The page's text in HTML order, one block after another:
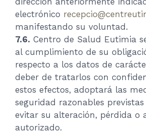
electrónico
manifestando su voluntad.
7.6. Centro de Salud Eutimia
al cumplimiento de su
respecto a los datos de
deber de tratarlos con
estos efectos, adoptará las
seguridad razonables
evitar su alteración, pérdida o
autorizado.